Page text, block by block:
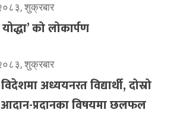
शुक्रबार
को लोकार्पण
शुक्रबार
अध्ययनरत विद्यार्थी, दोस्रो
आदान-प्रदानका विषयमा छलफल